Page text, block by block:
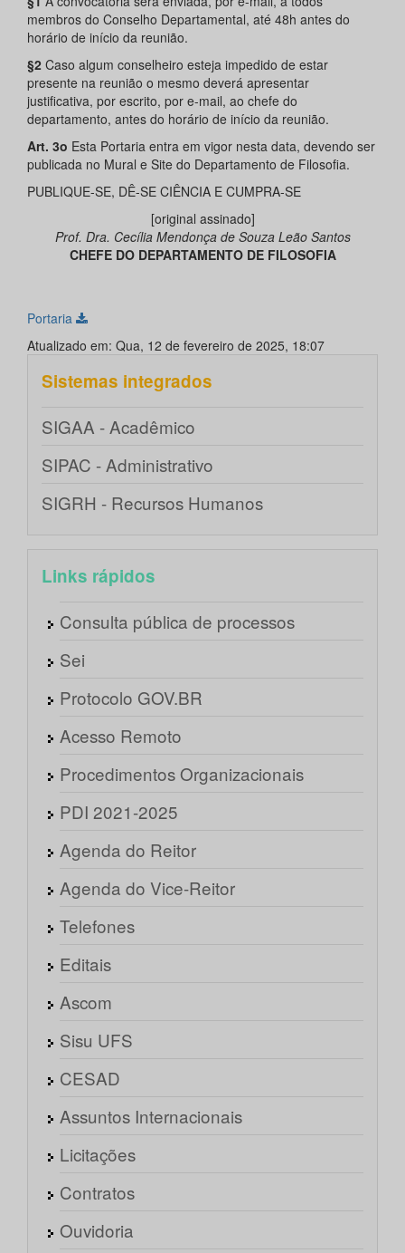
membros do Conselho Departamental, até 48h antes do
horário de início da reunião.
§2 Caso algum conselheiro esteja impedido de estar
presente na reunião o mesmo deverá apresentar
justificativa, por escrito, por e-mail, ao chefe do
departamento, antes do horário de início da reunião.
Art. 3o Esta Portaria entra em vigor nesta data, devendo ser
publicada no Mural e Site do Departamento de Filosofia.
PUBLIQUE-SE, DÊ-SE CIÊNCIA E CUMPRA-SE
[original assinado]
Prof. Dra. Cecília Mendonça de Souza Leão Santos
CHEFE DO DEPARTAMENTO DE FILOSOFIA
Portaria
Atualizado em: Qua, 12 de fevereiro de 2025, 18:07
Sistemas integrados
SIGAA - Acadêmico
SIPAC - Administrativo
SIGRH - Recursos Humanos
Links rápidos
Consulta pública de processos
Sei
Protocolo GOV.BR
Acesso Remoto
Procedimentos Organizacionais
PDI 2021-2025
Agenda do Reitor
Agenda do Vice-Reitor
Telefones
Editais
Ascom
Sisu UFS
CESAD
Assuntos Internacionais
Licitações
Contratos
Ouvidoria